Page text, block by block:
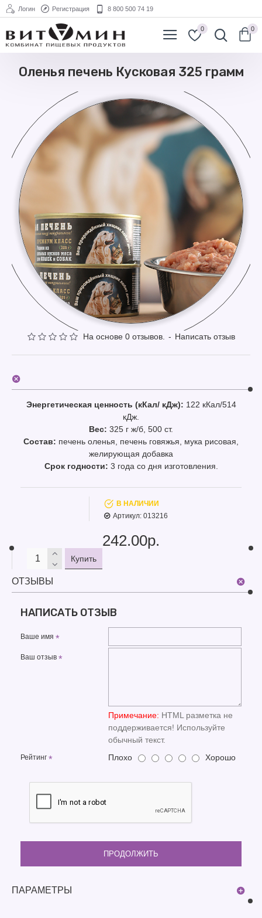
Логин Регистрация 8 800 500 74 19
0 0
Оленья печень Кусковая 325 грамм
Энергетическая ценность (кКал/ кДж): 122 кКал/514
кДж.
Вес: 325 г ж/б, 500 ст.
Состав: печень оленья, печень говяжья, мука рисовая,
желирующая добавка
Срок годности: 3 года со дня изготовления.
На основе 0 отзывов. - Написать отзыв
242.00р.
В НАЛИЧИИ
Артикул: 013216
Купить
ОТЗЫВЫ
НАПИСАТЬ ОТЗЫВ
Ваше имя
Ваш отзыв
Примечание: HTML разметка не
поддерживается! Используйте
обычный текст.
Рейтинг Плохо Хорошо
ПРОДОЛЖИТЬ
ПАРАМЕТРЫ